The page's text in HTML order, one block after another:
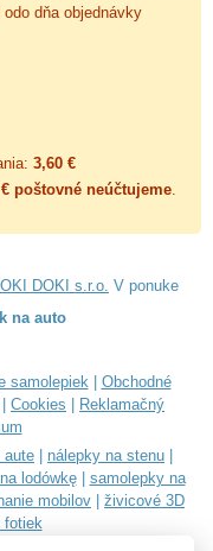
odo dňa objednávky
3,60 €
€ poštovné neúčtujeme.
DOKI s.r.o. V ponuke
na auto
samolepiek| Obchodné
Cookies
Reklamačný
aute nálepky na stenu
lodówkę| samolepky na
mobilov
živicové 3D
fotiek